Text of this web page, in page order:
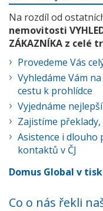
Na rozdíl od
nemovitosti
ZÁKAZNÍKA z celé
Provedeme Vás
Vyhledáme Vám
cestu k prohlídce
Vyjednáme
Zajistíme
Asistence i
kontaktů v ČJ
Domus Global v
Co o nás řekli